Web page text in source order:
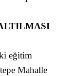
eğitim
Mahalle